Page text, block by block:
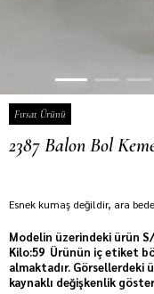
Fırsat Ürünü
2387 Balon Bol
Esnek kumaş değildir, ara
Modelin üzerindeki ürün
Kilo:59 Ürünün iç etiket
almaktadır. Görsellerdeki
kaynaklı değişkenlik